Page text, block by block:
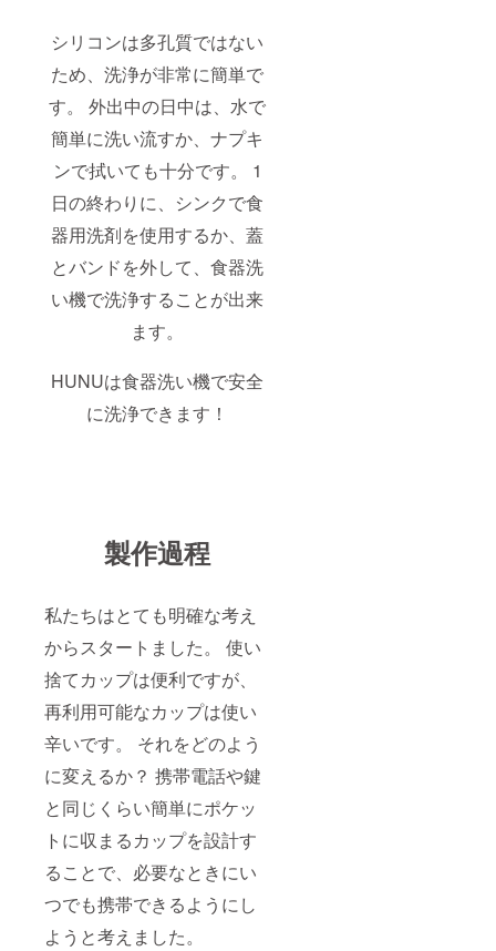
シリコンは多孔質ではない
ため、洗浄が非常に簡単で
す。 外出中の日中は、水で
簡単に洗い流すか、ナプキ
ンで拭いても十分です。 1
日の終わりに、シンクで食
器用洗剤を使用するか、蓋
とバンドを外して、食器洗
い機で洗浄することが出来
ます。
HUNUは食器洗い機で安全
に洗浄できます！
製作過程
私たちはとても明確な考え
からスタートました。 使い
捨てカップは便利ですが、
再利用可能なカップは使い
辛いです。 それをどのよう
に変えるか？ 携帯電話や鍵
と同じくらい簡単にポケッ
トに収まるカップを設計す
ることで、必要なときにい
つでも携帯できるようにし
ようと考えました。